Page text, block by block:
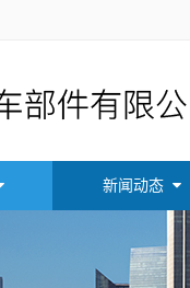
新闻动态